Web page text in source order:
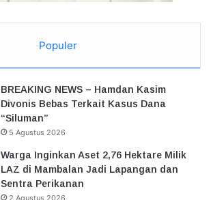
Populer
BREAKING NEWS – Hamdan Kasim
Divonis Bebas Terkait Kasus Dana
“Siluman”
5 Agustus 2026
Warga Inginkan Aset 2,76 Hektare Milik
LAZ di Mambalan Jadi Lapangan dan
Sentra Perikanan
2 Agustus 2026